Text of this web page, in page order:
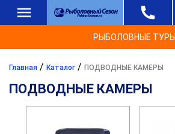
РЫБОЛОВНЫЕ ТУРЫ
Главная / Каталог / ПОДВОДНЫЕ КАМЕРЫ
ПОДВОДНЫЕ КАМЕРЫ